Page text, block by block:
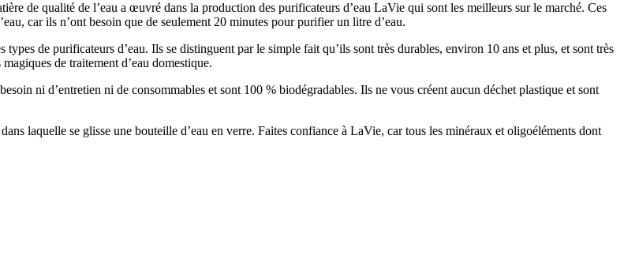
de qualité de l’eau a œuvré dans la production des purificateurs d’eau LaVie qui sont les meilleurs sur le marché. Ces
car ils n’ont besoin que de seulement 20 minutes pour purifier un litre d’eau.
de purificateurs d’eau. Ils se distinguent par le simple fait qu’ils sont très durables, environ 10 ans et plus, et sont très
de traitement d’eau domestique.
ni d’entretien ni de consommables et sont 100 % biodégradables. Ils ne vous créent aucun déchet plastique et sont
laquelle se glisse une bouteille d’eau en verre. Faites confiance à LaVie, car tous les minéraux et oligoéléments dont